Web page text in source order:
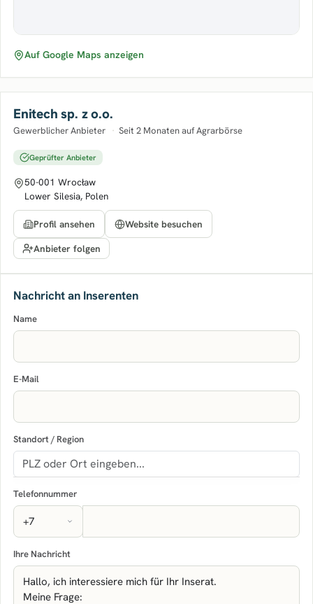
Auf Google Maps anzeigen
Enitech sp. z o.o.
Gewerblicher Anbieter · Seit 2 Monaten auf Agrarbörse
Geprüfter Anbieter
50-001 Wrocław
Lower Silesia, Polen
Profil ansehen
Website besuchen
Anbieter folgen
Nachricht an Inserenten
Name
E-Mail
Standort / Region
Telefonnummer
Ihre Nachricht